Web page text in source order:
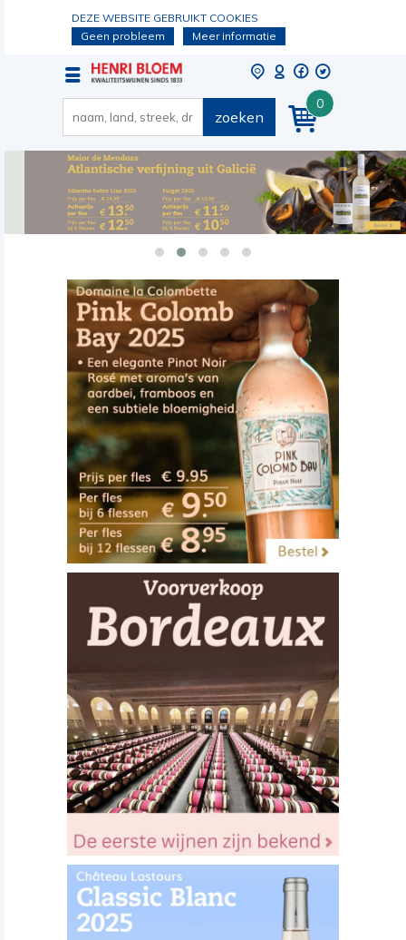
DEZE WEBSITE GEBRUIKT COOKIES
Geen probleem
Meer informatie
0
zoeken